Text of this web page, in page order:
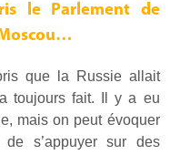
le Parlement de
que la Russie allait
toujours fait. Il y a eu
mais on peut évoquer
s’appuyer sur des